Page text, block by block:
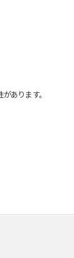
あります。